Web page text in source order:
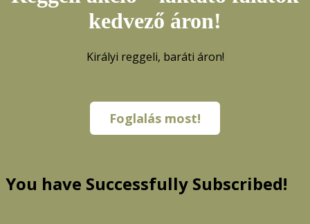
kedvező áron!
Királyi reggeli, baráti áron!
Foglalás most!
You have Successfully Subscribed!